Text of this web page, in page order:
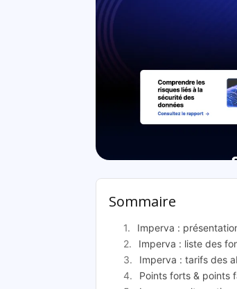
Sommaire
Imperva :
Imperva : liste des
Imperva : tarifs des
Points forts & points